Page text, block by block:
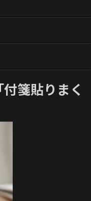
箋貼りまく